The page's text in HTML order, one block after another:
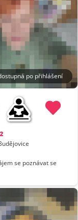
po přihlášení
se poznávat se